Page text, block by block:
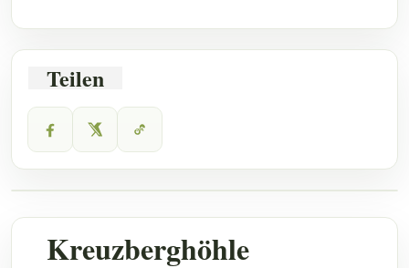
Teilen
Kreuzberghöhle